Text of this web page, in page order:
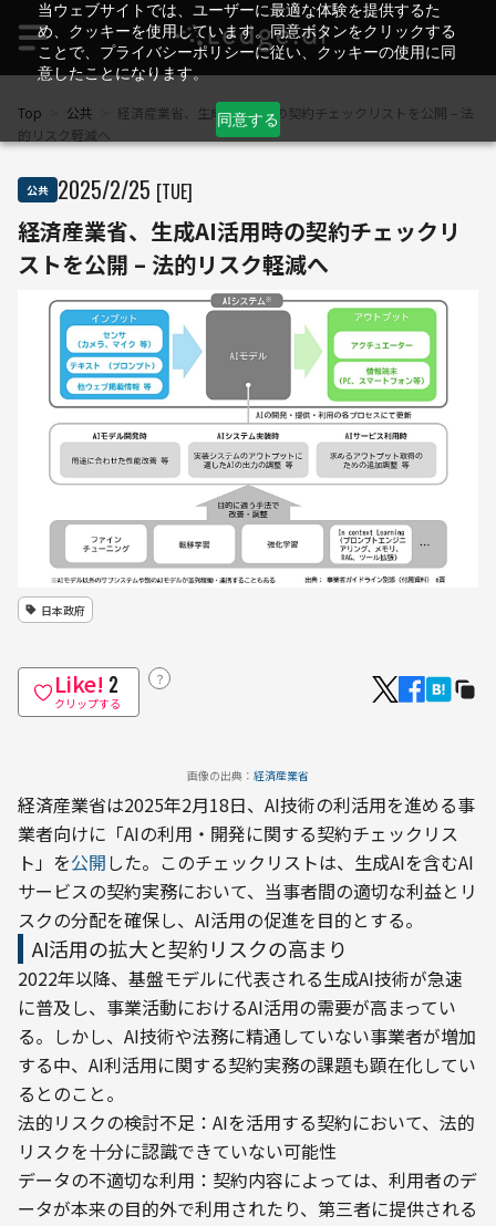
当ウェブサイトでは、ユーザーに最適な体験を提供するた
め、クッキーを使用しています。同意ボタンをクリックする
ことで、プライバシーポリシーに従い、クッキーの使用に同
意したことになります。
同意する
Top 公共
経済産業省、生成AI活用時の契約チェックリストを公開 – 法
的リスク軽減へ
公共 2025/2/25 [TUE]
経済産業省、生成AI活用時の契約チェックリ
ストを公開 – 法的リスク軽減へ
日本政府
Like! 2
クリップする
？
画像の出典： 経済産業省
経済産業省は2025年2月18日、AI技術の利活用を進める事
業者向けに「AIの利用・開発に関する契約チェックリス
ト」を公開した。このチェックリストは、生成AIを含むAI
サービスの契約実務において、当事者間の適切な利益とリ
スクの分配を確保し、AI活用の促進を目的とする。
AI活用の拡大と契約リスクの高まり
2022年以降、基盤モデルに代表される生成AI技術が急速
に普及し、事業活動におけるAI活用の需要が高まってい
る。しかし、AI技術や法務に精通していない事業者が増加
する中、AI利活用に関する契約実務の課題も顕在化してい
るとのこと。
法的リスクの検討不足：AIを活用する契約において、法的
リスクを十分に認識できていない可能性
データの不適切な利用：契約内容によっては、利用者のデ
ータが本来の目的外で利用されたり、第三者に提供される